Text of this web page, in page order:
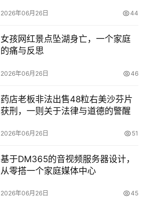
2026年06月26日 44
女孩网红景点坠湖身亡，一个家庭
的痛与反思
2026年06月26日 46
药店老板非法出售48粒右美沙芬片
获刑，一则关于法律与道德的警醒
2026年06月26日 51
基于DM365的音视频服务器设计，
从零搭一个家庭媒体中心
2026年06月26日 45